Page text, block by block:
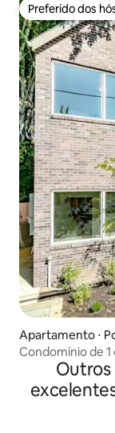
Preferido dos
Preferido dos
Apartamento ⋅
Condomínio de